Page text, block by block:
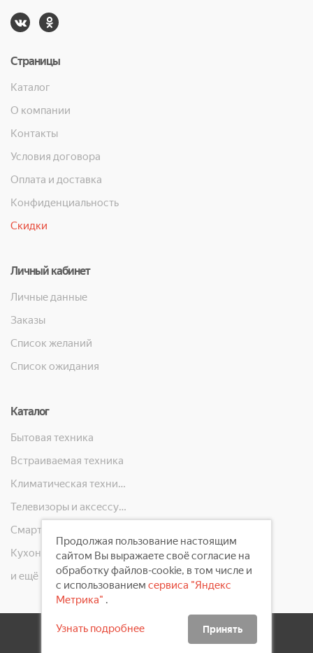
Страницы
Каталог
О компании
Контакты
Условия договора
Оплата и доставка
Конфиденциальность
Скидки
Личный кабинет
Личные данные
Заказы
Список желаний
Список ожидания
Каталог
Бытовая техника
Встраиваемая техника
Климатическая техника
Телевизоры и аксессуары
Кухонная техника
и ещё 10 категорий
2008 - 2026 ©Первый Электронный Магазин
Продолжая пользование настоящим
сайтом Вы выражаете своё согласие на
обработку файлов-cookie, в том числе и
с использованием сервиса "Яндекс
Метрика" .
Узнать подробнее Принять